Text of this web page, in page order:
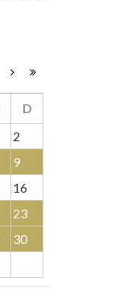
D
2
9
16
23
30